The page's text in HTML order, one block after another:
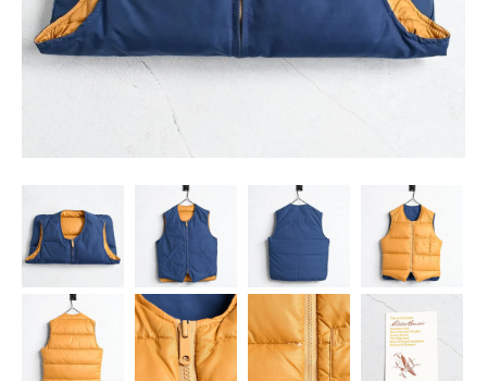
MY ACCOUNT